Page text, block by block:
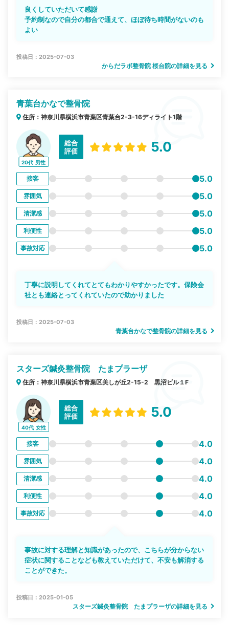
良くしていただいて感謝
予約制なので自分の都合で通えて、ほぼ待ち時間がないのも
よい
投稿日：2025-07-03
からだラボ整骨院 桜台院の詳細を見る
青葉台かなで整骨院
住所：神奈川県横浜市青葉区青葉台2-3-16ディライト1階
20代 男性
総合
評価
5.0
接客 5.0
雰囲気 5.0
清潔感 5.0
利便性 5.0
事故対応 5.0
丁寧に説明してくれてとてもわかりやすかったです。保険会
社とも連絡とってくれていたので助かりました
投稿日：2025-07-03
青葉台かなで整骨院の詳細を見る
スターズ鍼灸整骨院 たまプラーザ
住所：神奈川県横浜市青葉区美しが丘2-15-2 黒沼ビル１F
40代 女性
総合
評価
5.0
接客 4.0
雰囲気 4.0
清潔感 4.0
利便性 4.0
事故対応 4.0
事故に対する理解と知識があったので、こちらが分からない
症状に関することなども教えていただけて、不安も解消する
ことができた。
投稿日：2025-01-05
スターズ鍼灸整骨院 たまプラーザの詳細を見る